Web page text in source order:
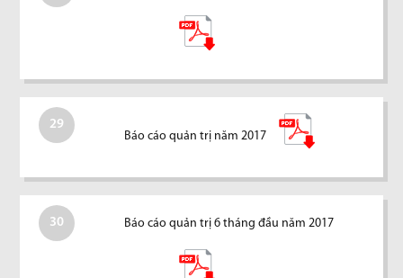
29
Báo cáo quản trị năm 2017
30 Báo cáo quản trị 6 tháng đầu năm 2017